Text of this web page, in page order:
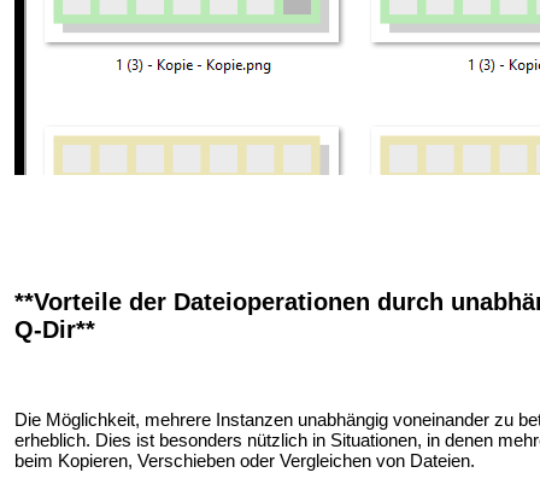
**Vorteile der Dateioperationen durch
Q-Dir**
Die Möglichkeit, mehrere Instanzen unabhängig voneinander zu
erheblich. Dies ist besonders nützlich in Situationen, in denen
beim Kopieren, Verschieben oder Vergleichen von Dateien.